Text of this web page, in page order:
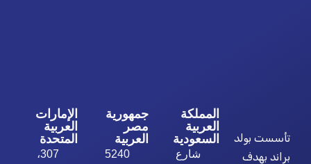
تأسست بولد
براند بهدف
المملكة
العربية
السعودية
شارع
جمهورية
مصر
العربية
5240
الإمارات
العربية
المتحدة
307،